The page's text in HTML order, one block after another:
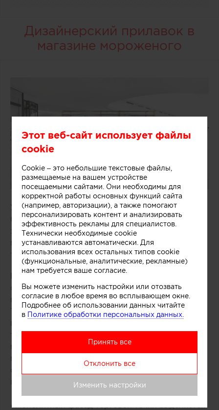
Дизайнерский прилавок в
магазине мороженого
Удачное решение предложили специалисты
бюро One Design Office и Studio Twocan,
занимавшиеся дизайном небольшого магазина
мороженого, расположенного в одном из
торговых центров Мельбурна (Австралия).
В основе концепции массивной стойки лежит
образ емкости с несколькими слоями
мороженого и разнообразных добавок.
Технически замысел был реализован при
помощи техники многослойной заливки
тонированного бетона. Логотип магазина
мороженого был закреплен на каркасе из
медных трубок, символизирующих систему
охлаждения в автоматах по производству
популярного ледяного лакомства.
«Монолитный фасад торговой точки выделяется
Этот веб-сайт использует файлы
cookie
Cookie – это небольшие текстовые файлы,
размещаемые на вашем устройстве
посещаемыми сайтами. Они необходимы для
корректной работы основных функций сайта
(например, авторизации), а также помогают
персонализировать контент и анализировать
эффективность рекламы для специалистов.
Технически необходимые cookie
устанавливаются автоматически. Для
использования всех остальных типов cookie
(функциональные, аналитические, рекламные)
нам требуется ваше согласие.
Вы можете изменить настройки или отозвать
согласие в любое время во всплывающем окне.
Подробнее об использовании данных читайте
в Политике обработки персональных данных.
Принять все
Отклонить все
Изменить настройки